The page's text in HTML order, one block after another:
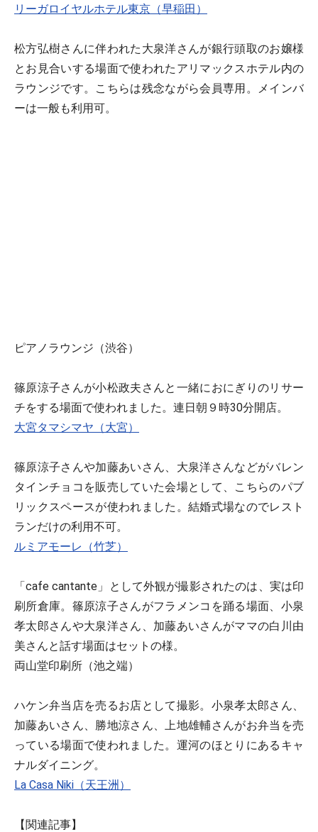
リーガロイヤルホテル東京（早稲田）
松方弘樹さんに伴われた大泉洋さんが銀行頭取のお嬢様
とお見合いする場面で使われたアリマックスホテル内の
ラウンジです。こちらは残念ながら会員専用。メインバ
ーは一般も利用可。
ピアノラウンジ（渋谷）
篠原涼子さんが小松政夫さんと一緒におにぎりのリサー
チをする場面で使われました。連日朝９時30分開店。
大宮タマシマヤ（大宮）
篠原涼子さんや加藤あいさん、大泉洋さんなどがバレン
タインチョコを販売していた会場として、こちらのパブ
リックスペースが使われました。結婚式場なのでレスト
ランだけの利用不可。
ルミアモーレ（竹芝）
「cafe cantante」として外観が撮影されたのは、実は印
刷所倉庫。篠原涼子さんがフラメンコを踊る場面、小泉
孝太郎さんや大泉洋さん、加藤あいさんがママの白川由
美さんと話す場面はセットの様。
両山堂印刷所（池之端）
ハケン弁当店を売るお店として撮影。小泉孝太郎さん、
加藤あいさん、勝地涼さん、上地雄輔さんがお弁当を売
っている場面で使われました。運河のほとりにあるキャ
ナルダイニング。
La Casa Niki（天王洲）
【関連記事】